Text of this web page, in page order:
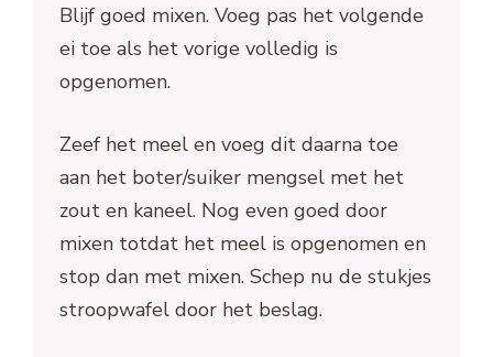
Blijf goed mixen. Voeg pas het volgende
ei toe als het vorige volledig is
opgenomen.
Zeef het meel en voeg dit daarna toe
aan het boter/suiker mengsel met het
zout en kaneel. Nog even goed door
mixen totdat het meel is opgenomen en
stop dan met mixen. Schep nu de stukjes
stroopwafel door het beslag.